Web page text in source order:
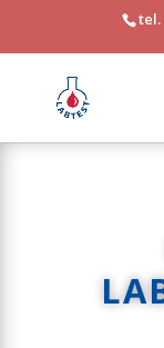
tel.